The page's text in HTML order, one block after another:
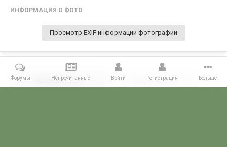
ИНФОРМАЦИЯ О ФОТО
Просмотр EXIF информации фотографии
Поделиться Подписчики 0
Форумы Непрочитанные Войти Регистрация Больше